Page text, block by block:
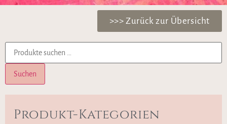
>>> Zurück zur Übersicht
Suchen
Produkt-Kategorien